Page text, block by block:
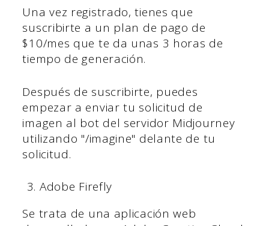
Una vez registrado, tienes que
suscribirte a un plan de pago de
$10/mes que te da unas 3 horas de
tiempo de generación.
Después de suscribirte, puedes
empezar a enviar tu solicitud de
imagen al bot del servidor Midjourney
utilizando "/imagine" delante de tu
solicitud.
Adobe Firefly
Se trata de una aplicación web